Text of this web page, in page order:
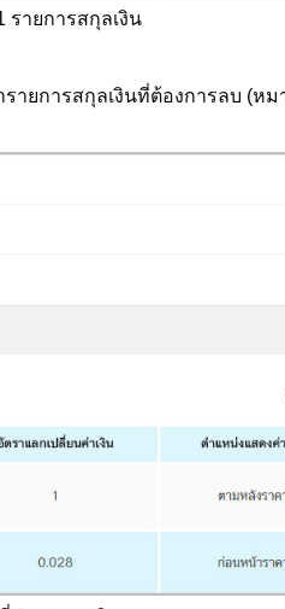
รายการสกุลเงิน
การสกุลเงินที่ต้องการลบ (หม